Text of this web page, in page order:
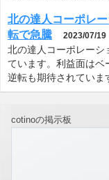
北の達人コーポレ
転で急騰
2023/07/19
北の達人コーポレーシ
ています。利益面は
逆転も期待されていま
cotinoの掲示板